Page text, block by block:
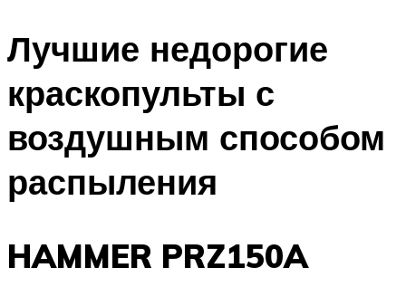
Лучшие недорогие
краскопульты с
воздушным способом
распыления
HAMMER PRZ150A